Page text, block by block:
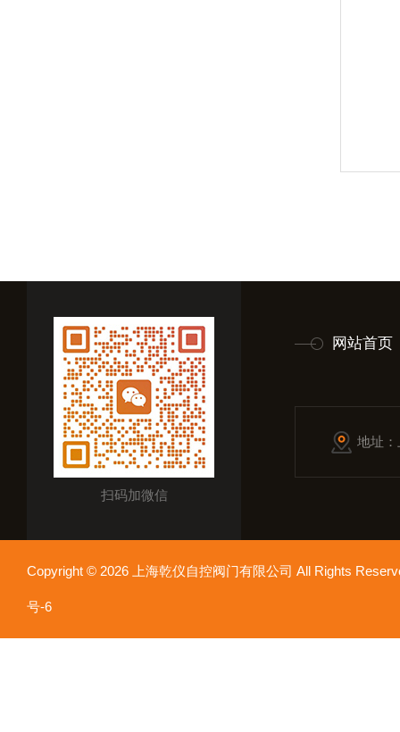
扫码加微信
网站首页
地址
Copyright © 2026 上海乾仪自控阀门有限公司 All Rights
号-6